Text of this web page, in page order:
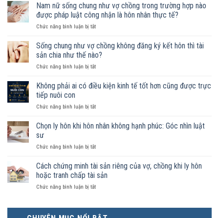
Nam nữ sống chung như vợ chồng trong trường hợp nào
được pháp luật công nhận là hôn nhân thực tế?
Chức năng bình luận bị tắtở
nữ
sống
chung
như
chồng
hợp
được
công
là
hôn
Sống chung như vợ chồng không đăng ký kết hôn thì tài
sản chia như thế nào?
Chức năng bình luận bị tắtở
chung
chồng
đăng
hôn
tài
sản
như
nào?
Không phải ai có điều kiện kinh tế tốt hơn cũng được trực
tiếp nuôi con
Chức năng bình luận bị tắtở
phải
điều
kinh
tế
hơn
trực
Chọn ly hôn khi hôn nhân không hạnh phúc: Góc nhìn luật
sư
Chức năng bình luận bị tắtở
ly
hôn
khi
hôn
hạnh
Cách chứng minh tài sản riêng của vợ, chồng khi ly hôn
hoặc tranh chấp tài sản
Chức năng bình luận bị tắtở